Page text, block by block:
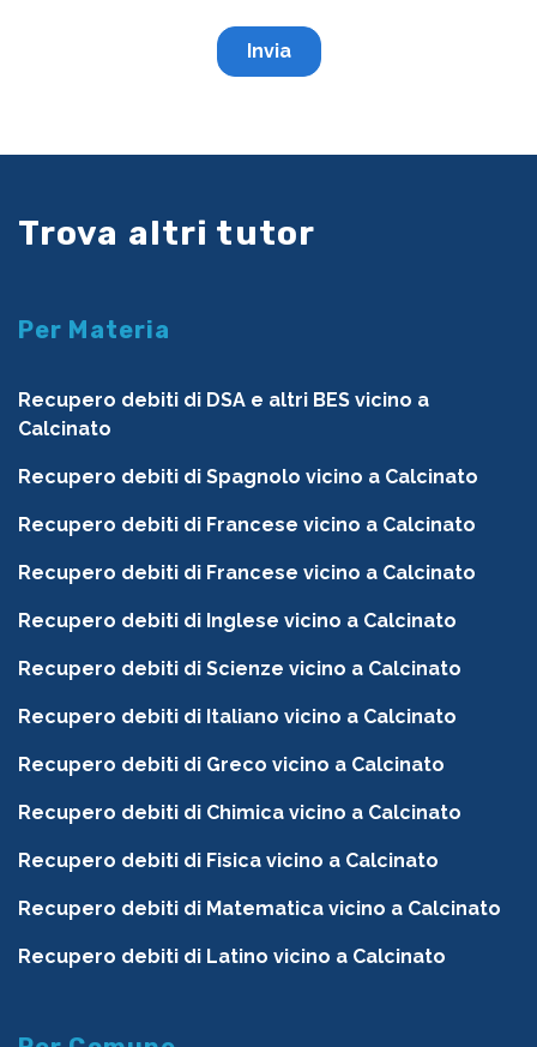
Trova altri tutor
Per Materia
Recupero debiti di DSA e altri BES vicino a
Calcinato
Recupero debiti di Spagnolo vicino a Calcinato
Recupero debiti di Francese vicino a Calcinato
Recupero debiti di Francese vicino a Calcinato
Recupero debiti di Inglese vicino a Calcinato
Recupero debiti di Scienze vicino a Calcinato
Recupero debiti di Italiano vicino a Calcinato
Recupero debiti di Greco vicino a Calcinato
Recupero debiti di Chimica vicino a Calcinato
Recupero debiti di Fisica vicino a Calcinato
Recupero debiti di Matematica vicino a Calcinato
Recupero debiti di Latino vicino a Calcinato